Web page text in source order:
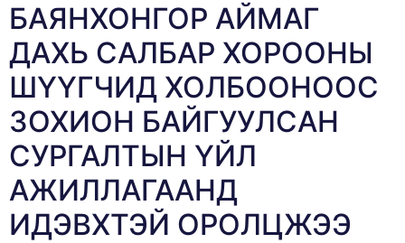
БАЯНХОНГОР АЙМАГ
ДАХЬ САЛБАР ХОРООНЫ
ШҮҮГЧИД ХОЛБООНООС
ЗОХИОН БАЙГУУЛСАН
СУРГАЛТЫН ҮЙЛ
АЖИЛЛАГААНД
ИДЭВХТЭЙ ОРОЛЦЖЭЭ